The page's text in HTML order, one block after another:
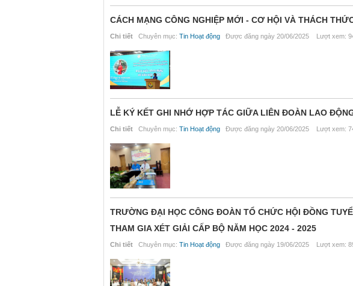
CÁCH MẠNG CÔNG NGHIỆP MỚI - CƠ HỘI VÀ THÁCH
Chi tiết Chuyên mục: Tin Hoạt động Được đăng ngày 20/06/2025 Lượt xem:
LỄ KÝ KẾT GHI NHỚ HỢP TÁC GIỮA LIÊN ĐOÀN LAO
Chi tiết Chuyên mục: Tin Hoạt động Được đăng ngày 20/06/2025 Lượt xem:
TRƯỜNG ĐẠI HỌC CÔNG ĐOÀN TỔ CHỨC HỘI ĐỒNG
THAM GIA XÉT GIẢI CẤP BỘ NĂM HỌC 2024 - 2025
Chi tiết Chuyên mục: Tin Hoạt động Được đăng ngày 19/06/2025 Lượt xem: